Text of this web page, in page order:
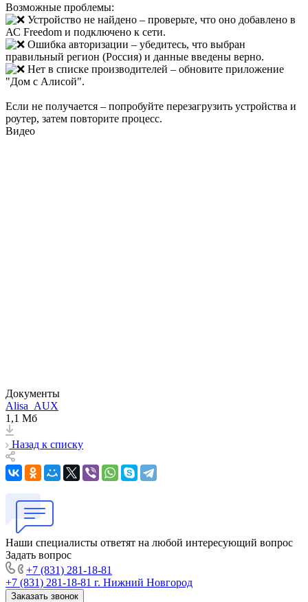
Возможные проблемы:
Устройство не найдено – проверьте, что оно добавлено в
АС Freedom и подключено к сети.
Ошибка авторизации – убедитесь, что выбран
правильный регион (Россия) и данные введены верно.
Нет в списке производителей – обновите приложение
"Дом с Алисой".
Если не получается – попробуйте перезагрузить устройства и
роутер, затем повторите процесс.
Видео
Документы
Alisa_AUX
1,1 Мб
Назад к списку
Наши специалисты ответят на любой интересующий вопрос
Задать вопрос
+7 (831) 281-18-81
+7 (831) 281-18-81 г. Нижний Новгород
Заказать звонок